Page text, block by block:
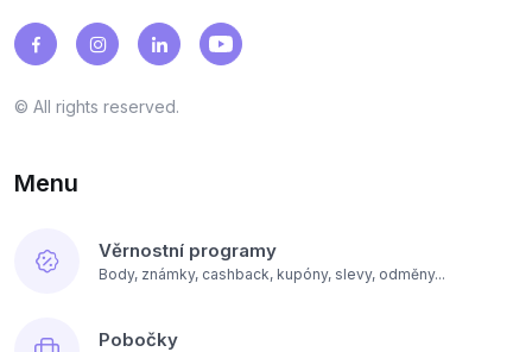
© All rights reserved.
Menu
Věrnostní programy
Body, známky, cashback, kupóny, slevy, odměny...
Pobočky